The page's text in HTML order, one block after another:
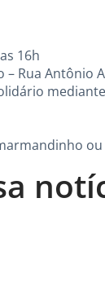
16h
Rua Antônio
ou